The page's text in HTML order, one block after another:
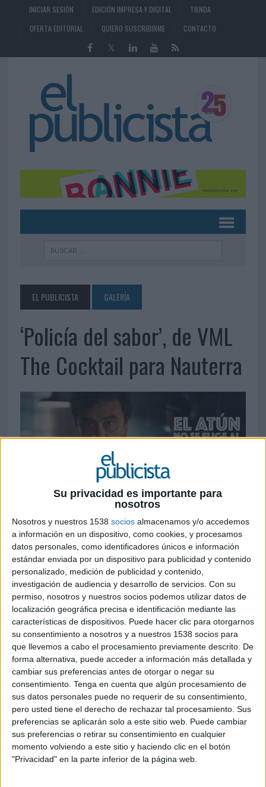
Su privacidad es importante para
nosotros
Nosotros y nuestros 1538 socios almacenamos y/o accedemos
a información en un dispositivo, como cookies, y procesamos
datos personales, como identificadores únicos e información
estándar enviada por un dispositivo para publicidad y contenido
personalizado, medición de publicidad y contenido,
investigación de audiencia y desarrollo de servicios. Con su
permiso, nosotros y nuestros socios podemos utilizar datos de
localización geográfica precisa e identificación mediante las
características de dispositivos. Puede hacer clic para otorgarnos
su consentimiento a nosotros y a nuestros 1538 socios para
que llevemos a cabo el procesamiento previamente descrito. De
forma alternativa, puede acceder a información más detallada y
cambiar sus preferencias antes de otorgar o negar su
consentimiento. Tenga en cuenta que algún procesamiento de
sus datos personales puede no requerir de su consentimiento,
pero usted tiene el derecho de rechazar tal procesamiento. Sus
preferencias se aplicarán solo a este sitio web. Puede cambiar
sus preferencias o retirar su consentimiento en cualquier
momento volviendo a este sitio y haciendo clic en el botón
"Privacidad" en la parte inferior de la página web.
INICIAR SESIÓN EDICIÓN IMPRESA Y DIGITAL
TIENDA
OFERTA EDITORIAL
QUIERO SUSCRIBIRME CONTACTO
EL PUBLICISTA GALERÍA
‘Policía del sabor’, de VML
The Cocktail para Nauterra
FICHA TÉCNICA
Anunciante: Nauterra
Agencia creativa: VML The Cocktail
Agencia de medios: Arena Media
Realizador: Agus Berruezo
Productora: Cosmico
Campaña: "Policía del sabor"
Lanzamiento: 18 de mayo